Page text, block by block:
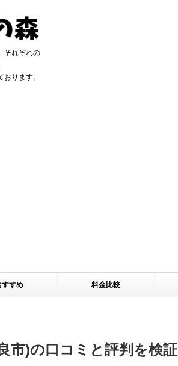
それぞれの
ます。
ります。
すすめ 料金比較
市)の口コミと評判を検証